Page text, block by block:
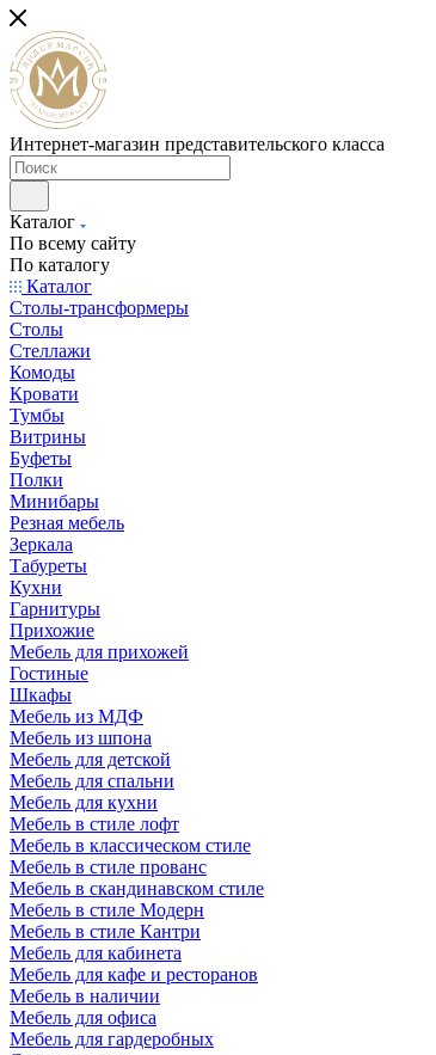
Интернет-магазин представительского класса
Каталог
По всему сайту
По каталогу
Каталог
Столы-трансформеры
Столы
Стеллажи
Комоды
Кровати
Тумбы
Витрины
Буфеты
Полки
Минибары
Резная мебель
Зеркала
Табуреты
Кухни
Гарнитуры
Прихожие
Мебель для прихожей
Гостиные
Шкафы
Мебель из МДФ
Мебель из шпона
Мебель для детской
Мебель для спальни
Мебель для кухни
Мебель в стиле лофт
Мебель в классическом стиле
Мебель в стиле прованс
Мебель в скандинавском стиле
Мебель в стиле Модерн
Мебель в стиле Кантри
Мебель для кабинета
Мебель для кафе и ресторанов
Мебель в наличии
Мебель для офиса
Мебель для гардеробных